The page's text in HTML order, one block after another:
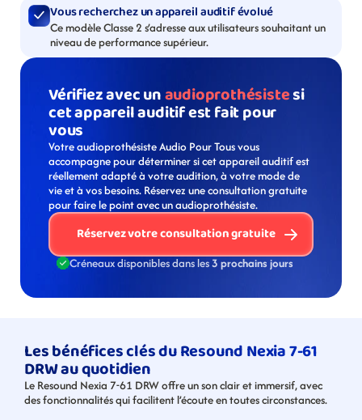
Vous recherchez un appareil auditif évolué
Ce modèle Classe 2 s’adresse aux utilisateurs souhaitant un
niveau de performance supérieur.
Vérifiez avec un audioprothésiste si
cet appareil auditif est fait pour
vous
Votre audioprothésiste Audio Pour Tous vous
accompagne pour déterminer si cet appareil auditif est
réellement adapté à votre audition, à votre mode de
vie et à vos besoins. Réservez une consultation gratuite
pour faire le point avec un audioprothésiste.
Réservez votre consultation gratuite
Créneaux disponibles dans les 3 prochains jours
Les bénéfices clés du Resound Nexia 7-61
DRW au quotidien
Le Resound Nexia 7-61 DRW offre un son clair et immersif, avec
des fonctionnalités qui facilitent l’écoute en toutes circonstances.